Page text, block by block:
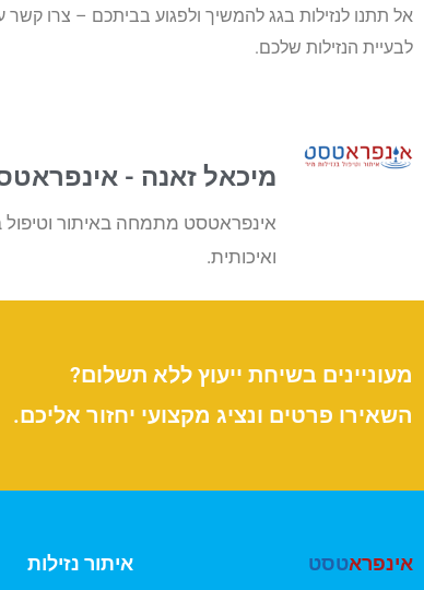
אל תתנו לנזילות בגג להמשיך ולפגוע בביתכם – צרו
לבעיית הנזילות שלכם.
מיכאל זאנה -
אינפראטסט מתמחה באיתור וטיפול
ואיכותית.
מעוניינים בשיחת ייעוץ ללא תשלום?
השאירו פרטים ונציג מקצועי יחזור אליכם.
אינפראטסט איתור נזילות